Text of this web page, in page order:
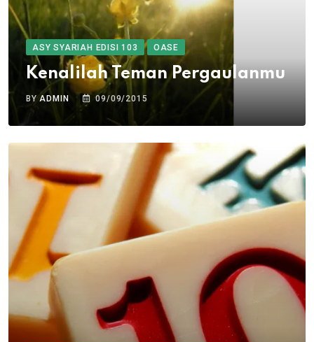
ASY SYARIAH EDISI 103 OASE
Kenalilah Teman Pergaulanmu
BY ADMIN 09/09/2015